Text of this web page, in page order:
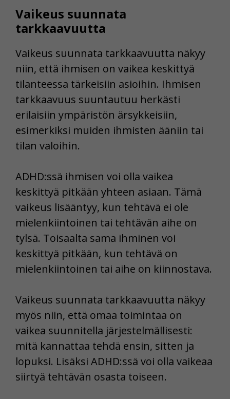
Vaikeus suunnata
tarkkaavuutta
Vaikeus suunnata tarkkaavuutta näkyy
niin, että ihmisen on vaikea keskittyä
tilanteessa tärkeisiin asioihin. Ihmisen
tarkkaavuus suuntautuu herkästi
erilaisiin ympäristön ärsykkeisiin,
esimerkiksi muiden ihmisten ääniin tai
tilan valoihin.
ADHD:ssä ihmisen voi olla vaikea
keskittyä pitkään yhteen asiaan. Tämä
vaikeus lisääntyy, kun tehtävä ei ole
mielenkiintoinen tai tehtävän aihe on
tylsä. Toisaalta sama ihminen voi
keskittyä pitkään, kun tehtävä on
mielenkiintoinen tai aihe on kiinnostava.
Vaikeus suunnata tarkkaavuutta näkyy
myös niin, että omaa toimintaa on
vaikea suunnitella järjestelmällisesti:
mitä kannattaa tehdä ensin, sitten ja
lopuksi. Lisäksi ADHD:ssä voi olla vaikeaa
siirtyä tehtävän osasta toiseen.